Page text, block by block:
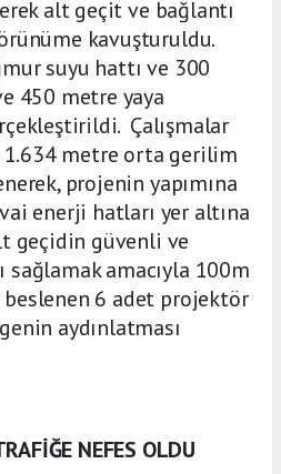
alt geçit ve bağlantı
kavuşturuldu.
suyu hattı ve 300
450 metre yaya
Çalışmalar
1.634 metre orta gerilim
projenin yapımına
enerji hatları yer altına
geçidin güvenli ve
sağlamak amacıyla 100m
6 adet projektör
aydınlatması
NEFES OLDU